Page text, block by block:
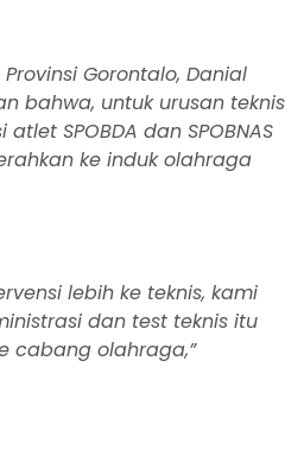
Gorontalo, Danial
bahwa, untuk urusan teknis
SPOBDA dan SPOBNAS
ke induk olahraga
lebih ke teknis, kami
dan test teknis itu
cabang olahraga,”